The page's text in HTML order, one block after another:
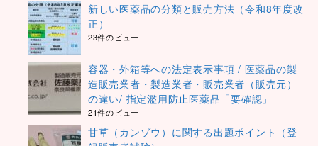
新しい医薬品の分類と販売方法（令和8年度改
正）
23件のビュー
容器・外箱等への法定表示事項 / 医薬品の製
造販売業者・製造業者・販売業者（販売元）
の違い/ 指定濫用防止医薬品「要確認」
21件のビュー
甘草（カンゾウ）に関する出題ポイント（登